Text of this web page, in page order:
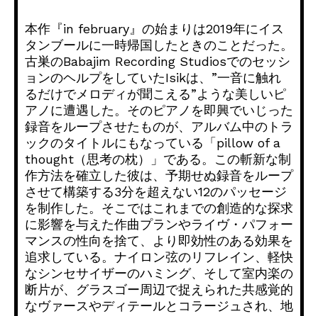
本作『in february』 の始まりは2019年にイス
タンブールに一時帰国したときのこと だった。
古巣のBabajim Recording Studiosでのセッシ
ョンのヘルプをしていたIsikは、”一音に触れ
るだけでメロディが聞こえる”ような美しいピ
アノに遭遇した。 そのピアノを即興でいじった
録音をループさせたものが、 アルバム中のトラ
ックのタイトルにもなっている「pillow of a
thought（思考の枕）」である。 この斬新な制
作方法を確立した彼は、 予期せぬ録音をループ
させて構築する3分を超えない12のパッセージ
を制作した。 そこではこれまでの創造的な探求
に影響を与えた作曲プランやライ ヴ・パフォー
マンスの性向を捨て、 より即効性のある効果を
追求している。ナイロン弦のリフレイン、 軽快
なシンセサイザーのハミング、そして室内楽の
断片が、 グラスゴー周辺で捉えられた共感覚的
なヴァースやディテールとコ ラージュされ、地